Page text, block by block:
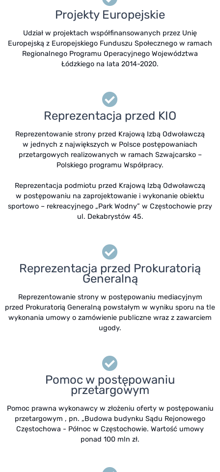
Projekty Europejskie
Udział w projektach współfinansowanych przez Unię
Europejską z Europejskiego Funduszu Społecznego w ramach
Regionalnego Programu Operacyjnego Województwa
Łódzkiego na lata 2014-2020.
Reprezentacja przed KIO
Reprezentowanie strony przed Krajową Izbą Odwoławczą
w jednych z największych w Polsce postępowaniach
przetargowych realizowanych w ramach Szwajcarsko –
Polskiego programu Współpracy.
Reprezentacja podmiotu przed Krajową Izbą Odwoławczą
w postępowaniu na zaprojektowanie i wykonanie obiektu
sportowo – rekreacyjnego „Park Wodny” w Częstochowie przy
ul. Dekabrystów 45.
Reprezentacja przed Prokuratorią
Generalną
Reprezentowanie strony w postępowaniu mediacyjnym
przed Prokuratorią Generalną powstałym w wyniku sporu na tle
wykonania umowy o zamówienie publiczne wraz z zawarciem
ugody.
Pomoc w postępowaniu
przetargowym
Pomoc prawna wykonawcy w złożeniu oferty w postępowaniu
przetargowym , pn. „Budowa budynku Sądu Rejonowego
Częstochowa - Północ w Częstochowie. Wartość umowy
ponad 100 mln zł.